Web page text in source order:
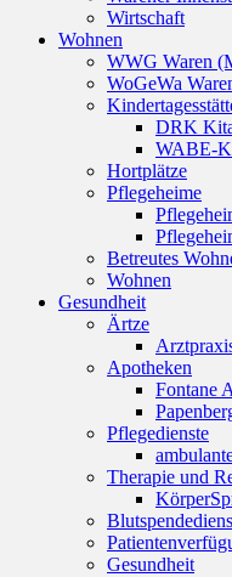
Wirtschaft
Wohnen
WWG Waren
WoGeWa
DRK
WABE-
Hortplätze
Pflegeheime
Betreutes
Wohnen
Gesundheit
Ärtze
Apotheken
Fontane
Pflegedienste
Therapie und
Gesundheit